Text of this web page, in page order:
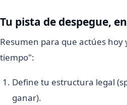
Tu pista de despegue,
Resumen para que actúes hoy
tiempo":
Define tu estructura legal
ganar).